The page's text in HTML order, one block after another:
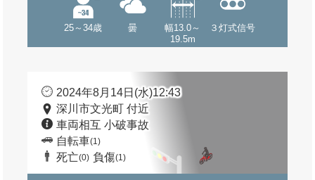
25～34歳 曇
幅13.0～
19.5m
３灯式信号
2024年8月14日(水)12:43
深川市文光町 付近
車両相互 小破事故
自転車(1)
死亡(0) 負傷(1)